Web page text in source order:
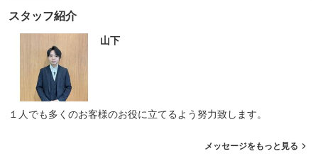
スタッフ紹介
山下
１人でも多くのお客様のお役に立てるよう努力致します。
メッセージをもっと見る